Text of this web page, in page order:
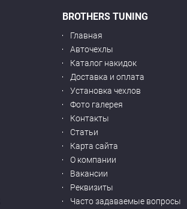
BROTHERS TUNING
Главная
Авточехлы
Каталог накидок
Доставка и оплата
Установка чехлов
Фото галерея
Контакты
Статьи
Карта сайта
О компании
Вакансии
Реквизиты
Часто задаваемые вопросы